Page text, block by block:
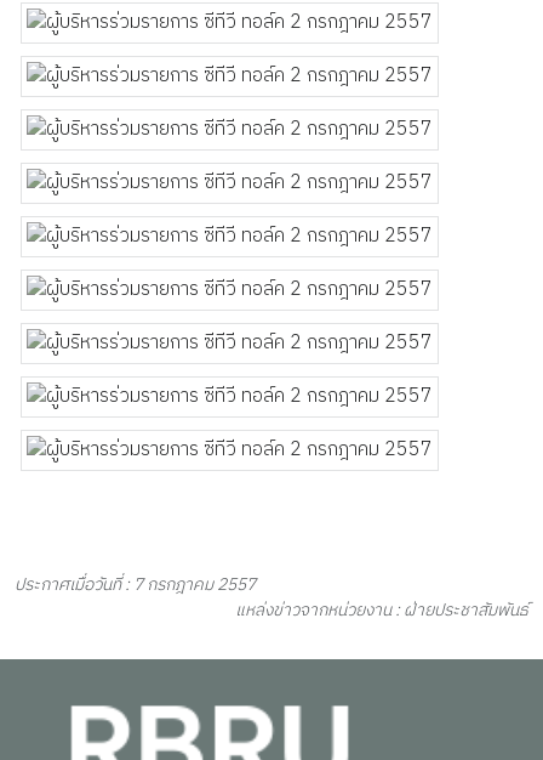
ประกาศเมื่อวันที่ : 7 กรกฎาคม 2557
แหล่งข่าวจากหน่วยงาน : ฝ่ายประชาสัมพันธ์